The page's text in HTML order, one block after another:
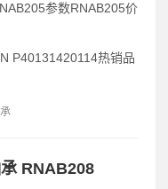
参数RNAB205价
P40131420114热销品
RNAB208